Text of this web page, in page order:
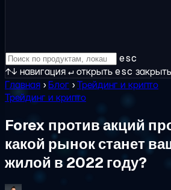
esc
↑↓ навигация↵открытьesc закрыть
Главная ›Блог ›Трейдинг и крипто
Трейдинг и крипто
Forex против акций
какой рынок станет
жилой в 2022 году?